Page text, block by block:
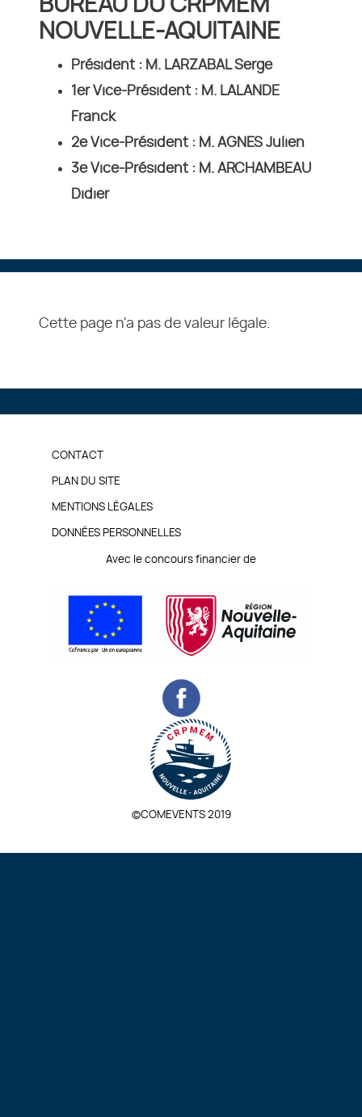
BUREAU DU CRPMEM
NOUVELLE-AQUITAINE
Président : M. LARZABAL Serge
1er Vice-Président : M. LALANDE
Franck
2e Vice-Président : M. AGNES Julien
3e Vice-Président : M. ARCHAMBEAU
Didier
Cette page n'a pas de valeur légale.
PIED
DE
PAGE
CONTACT
PLAN DU SITE
MENTIONS LÉGALES
DONNÉES PERSONNELLES
Avec le concours financier de
©COMEVENTS 2019